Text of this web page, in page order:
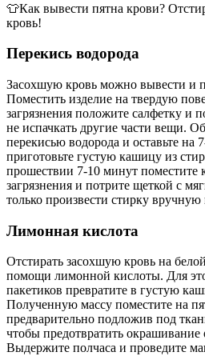
👕Как вывести пятна крови?
кровь!
Перекись водорода
Засохшую кровь можно вывести и
Поместить изделие на твердую
загрязнения положите салфетку и
не испачкать другие части вещи.
перекисью водорода и оставьте на
приготовьте густую кашицу из
прошествии 7-10 минут поместите
загрязнения и потрите щеткой с
только произвести стирку
Лимонная кислота
Отстирать засохшую кровь на
помощи лимонной кислоты. Для
пакетиков превратите в густую
Полученную массу поместите на
предварительно подложив под
чтобы предотвратить окрашивание
Выдержите полчаса и проведите